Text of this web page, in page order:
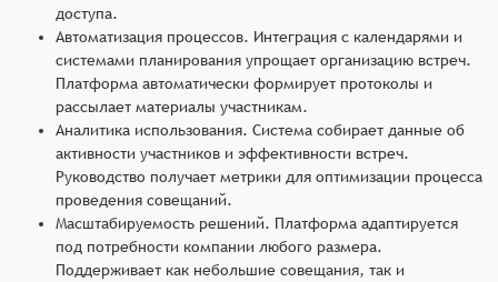
доступа.
Автоматизация процессов. Интеграция с календарями и
системами планирования упрощает организацию встреч.
Платформа автоматически формирует протоколы и
рассылает материалы участникам.
Аналитика использования. Система собирает данные об
активности участников и эффективности встреч.
Руководство получает метрики для оптимизации процесса
проведения совещаний.
Масштабируемость решений. Платформа адаптируется
под потребности компании любого размера.
Поддерживает как небольшие совещания, так и